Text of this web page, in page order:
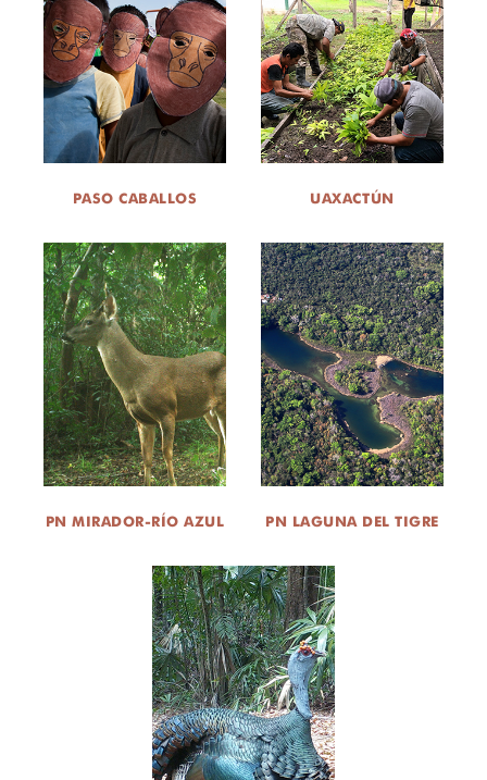
SOBRE NOSOTROS
OPORTUNIDADES LABORALES
DONA
PASO CABALLOS UAXACTÚN
PN MIRADOR-RÍO AZUL PN LAGUNA DEL TIGRE